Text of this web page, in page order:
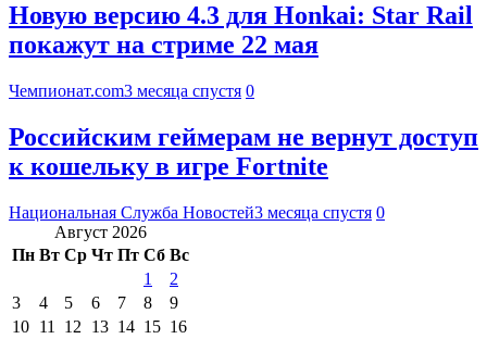
Новую версию 4.3 для Honkai: Star Rail
покажут на стриме 22 мая
Чемпионат.com3 месяца спустя 0
Российским геймерам не вернут доступ
к кошельку в игре Fortnite
Национальная Служба Новостей3 месяца спустя 0
Август 2026
Пн Вт Ср Чт Пт Сб Вс
1
2
3
4 5 6 7 8
9
10 11 12 13 14 15 16